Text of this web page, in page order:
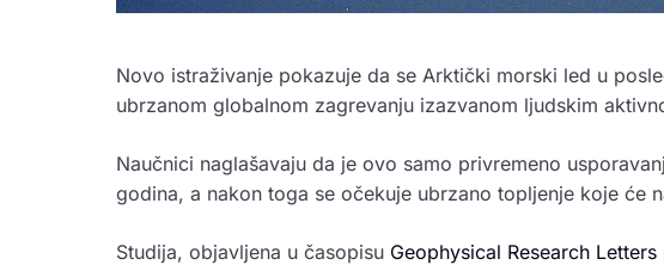
Novo istraživanje pokazuje da se Arktički morski led u
ubrzanom globalnom zagrevanju izazvanom ljudskim
Naučnici naglašavaju da je ovo samo privremeno
godina, a nakon toga se očekuje ubrzano topljenje koje će
Studija, objavljena u časopisu Geophysical Research Letters